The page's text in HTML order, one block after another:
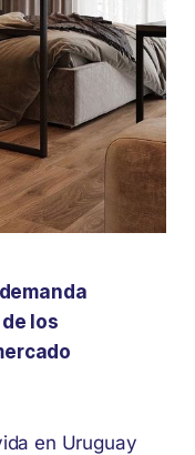
los
en Uruguay